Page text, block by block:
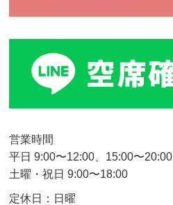
営業時間
平日 9:00〜12:00、15:00〜20:00
土曜・祝日 9:00〜18:00
定休日：日曜